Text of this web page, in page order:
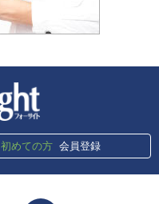
初めての方 会員登録